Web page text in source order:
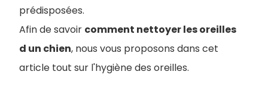
prédisposées.
Afin de savoir comment nettoyer les oreilles
d un chien, nous vous proposons dans cet
article tout sur l'hygiène des oreilles.